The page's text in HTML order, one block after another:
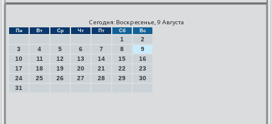
Сегодня: Воскресенье, 9 Августа
Пн Вт Ср Чт Пт Сб Вс
1
2
3
4 5 6 7 8
9
10
11 12 13 14 15
16
17
18 19 20 21 22
23
24
25 26 27 28 29
30
31